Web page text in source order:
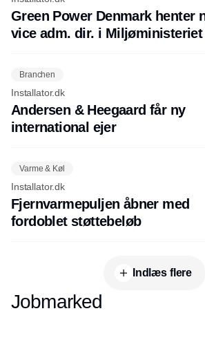
Green Power Denmark henter
vice adm. dir. i Miljøministeriet
Branchen
Installator.dk
Andersen & Heegaard får ny
international ejer
Varme & Køl
Installator.dk
Fjernvarmepuljen åbner med
fordoblet støttebeløb
Indlæs flere
Jobmarked